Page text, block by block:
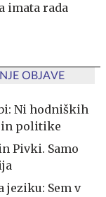
imata rada
OBJAVE
Ni hodniških
in politike
Pivki. Samo
jeziku: Sem v